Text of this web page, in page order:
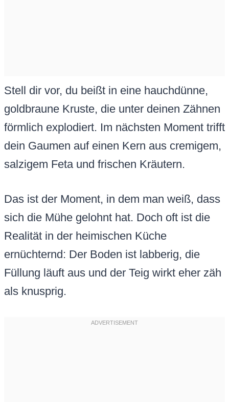
Stell dir vor, du beißt in eine hauchdünne,
goldbraune Kruste, die unter deinen Zähnen
förmlich explodiert. Im nächsten Moment trifft
dein Gaumen auf einen Kern aus cremigem,
salzigem Feta und frischen Kräutern.
Das ist der Moment, in dem man weiß, dass
sich die Mühe gelohnt hat. Doch oft ist die
Realität in der heimischen Küche
ernüchternd: Der Boden ist labberig, die
Füllung läuft aus und der Teig wirkt eher zäh
als knusprig.